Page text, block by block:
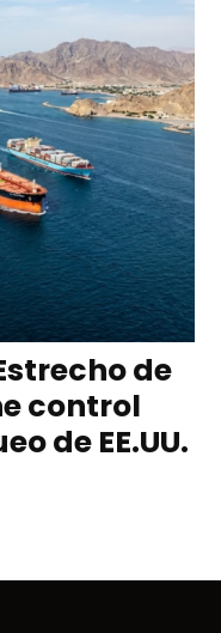
de
control
de EE.UU.